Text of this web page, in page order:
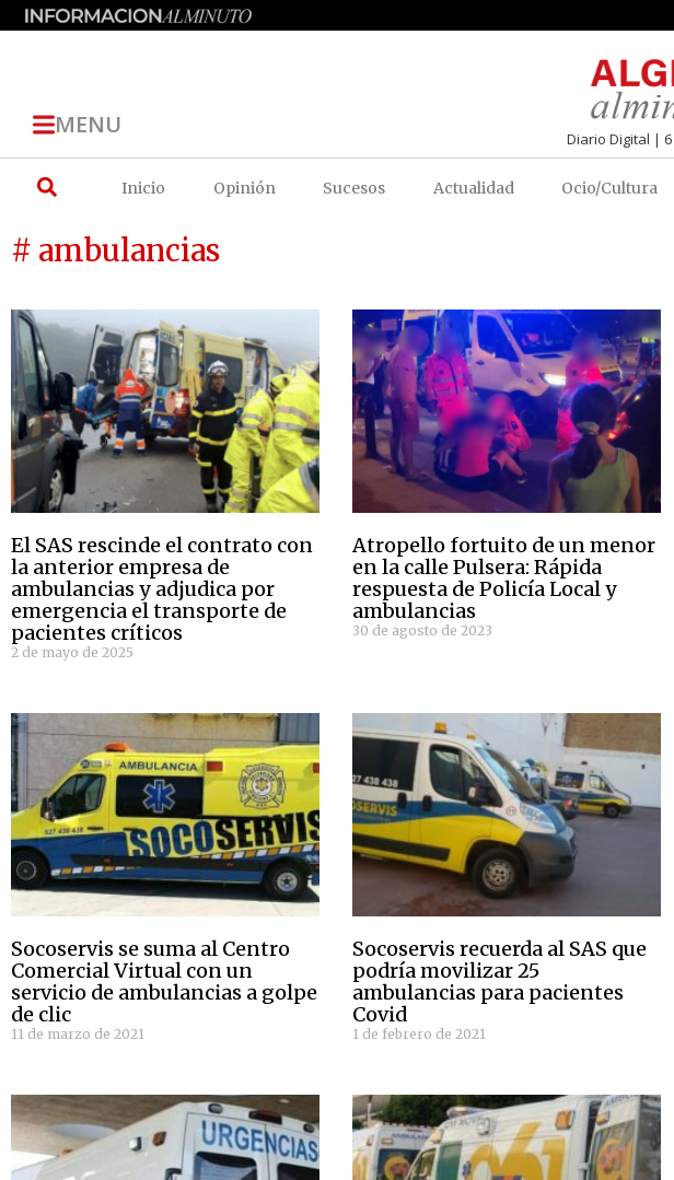
MENU Diario Digital | 6
Inicio Opinión Sucesos Actualidad Ocio/Cultura
# ambulancias
El SAS rescinde el contrato con
la anterior empresa de
ambulancias y adjudica por
emergencia el transporte de
pacientes críticos
2 de mayo de 2025
Atropello fortuito de un menor
en la calle Pulsera: Rápida
respuesta de Policía Local y
ambulancias
30 de agosto de 2023
Socoservis se suma al Centro
Comercial Virtual con un
servicio de ambulancias a golpe
de clic
11 de marzo de 2021
Socoservis recuerda al SAS que
podría movilizar 25
ambulancias para pacientes
Covid
1 de febrero de 2021